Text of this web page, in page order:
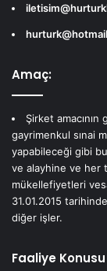
Amaç:
Şirket
gayrimenkul sınai
yapabileceği gibi
ve alayhine ve her
mükellefiyetleri
31.01.2015
diğer işler.
Faaliye Konusu